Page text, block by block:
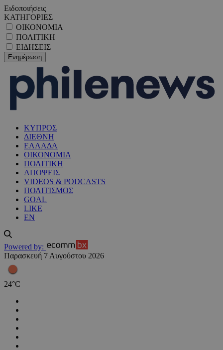
Ειδοποιήσεις
ΚΑΤΗΓΟΡΙΕΣ
ΟΙΚΟΝΟΜΙΑ
ΠΟΛΙΤΙΚΗ
ΕΙΔΗΣΕΙΣ
ΚΥΠΡΟΣ
ΔΙΕΘΝΗ
ΕΛΛΑΔΑ
ΟΙΚΟΝΟΜΙΑ
ΠΟΛΙΤΙΚΗ
ΑΠΟΨΕΙΣ
VIDEOS & PODCASTS
ΠΟΛΙΤΙΣΜΟΣ
GOAL
LIKE
EN
Powered by:
Παρασκευή 7 Αυγούστου 2026
24°C